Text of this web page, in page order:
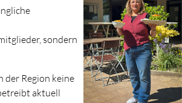
sondern
der Region keine
aktuell